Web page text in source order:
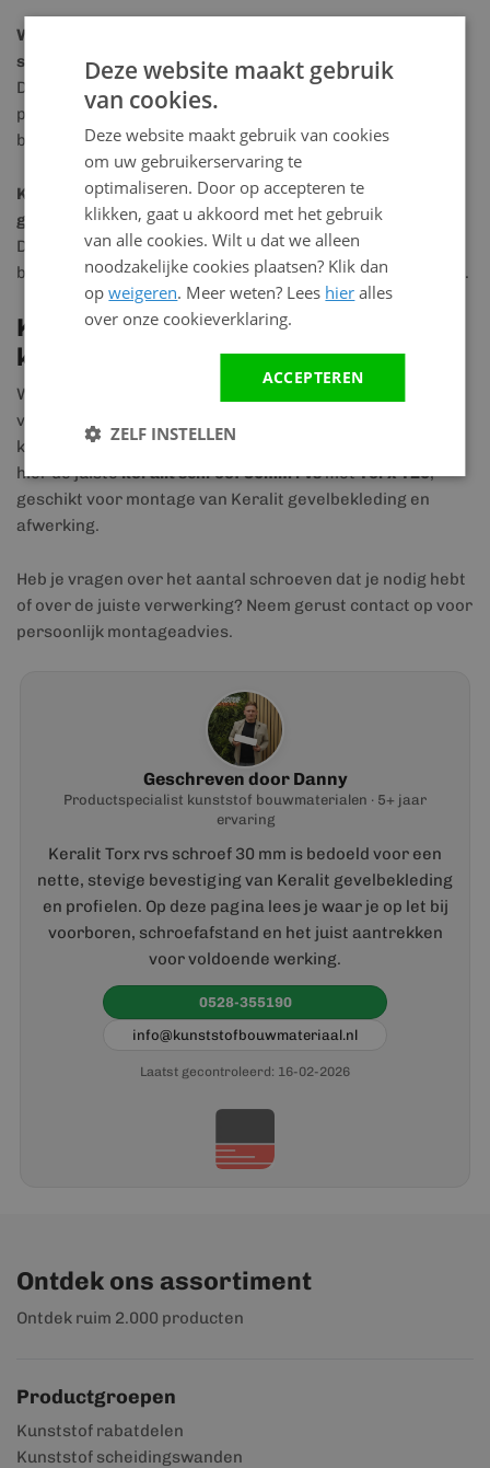
Waar moet je op letten bij het inschroeven van Keralit
schroeven?
Draai de schroef recht en niet te strak vast. Zo blijft het
paneel goed bevestigd en kan het materiaal nog werken
bij temperatuurverschillen.
Kun je deze schroef ook voor andere gevelpanelen
gebruiken?
Dat kan in veel gevallen, zolang de lengte en het type
bevestiging passen bij het paneel en de onderconstructie.
Keralit schroeven kopen bij
kunststofbouwmateriaal.nl
Wil je zeker weten dat je de juiste bevestiging gebruikt
voor Keralit? Dan is
kunststofbouwmateriaal.nl een logische keuze. Je bestelt
hier de juistekeralit schroef 30mm rvsmetTorx T20,
geschikt voor montage van Keralit gevelbekleding en
afwerking.
Heb je vragen over het aantal schroeven dat je nodig hebt
of over de juiste verwerking? Neem gerust contact op voor
persoonlijk montageadvies.
Geschreven door Danny
Productspecialist kunststof bouwmaterialen · 5+ jaar
ervaring
Keralit Torx rvs schroef 30 mm is bedoeld voor een
nette, stevige bevestiging van Keralit gevelbekleding
en profielen. Op deze pagina lees je waar je op let bij
voorboren, schroefafstand en het juist aantrekken
voor voldoende werking.
0528-355190
info@kunststofbouwmateriaal.nl
Laatst gecontroleerd: 16-02-2026
Ontdek ons assortiment
Ontdek ruim 2.000 producten
Productgroepen
Kunststof rabatdelen
Kunststof scheidingswanden
Deze website maakt gebruik
van cookies.
Deze website maakt gebruik van cookies
om uw gebruikerservaring te
optimaliseren. Door op accepteren te
klikken, gaat u akkoord met het gebruik
van alle cookies. Wilt u dat we alleen
noodzakelijke cookies plaatsen? Klik dan
opweigeren. Meer weten? Lees hier alles
over onze cookieverklaring.
ACCEPTEREN
ZELF INSTELLEN